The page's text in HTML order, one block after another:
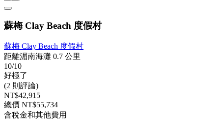
蘇梅 Clay Beach 度假村
蘇梅 Clay Beach 度假村
距離湄南海灘 0.7 公里
10/10
好極了
(2 則評論)
NT$42,915
總價 NT$55,734
含稅金和其他費用